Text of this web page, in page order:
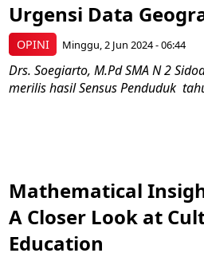
OPINI
Urgensi Data
Minggu, 2 Jun 2024 - 06:44
Drs. Soegiarto, M.Pd SMA N 2
merilis hasil Sensus Penduduk
Mathematical
A Closer Look at
Education